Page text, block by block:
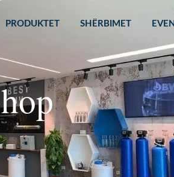
PRODUKTET SHËRBIMET